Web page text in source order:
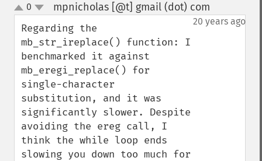
up
down
0 mpnicholas [@t] gmail (dot) com
20 years ago
Regarding the
mb_str_ireplace() function: I
benchmarked it against
mb_eregi_replace() for
single-character
substitution, and it was
significantly slower. Despite
avoiding the ereg call, I
think the while loop ends
slowing you down too much for